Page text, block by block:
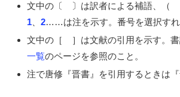
文中の〔 〕は訳者による補語、（
1
2……は注を示す。番号を選択すれ
文中の［ ］は文献の引用を示す。
一覧のページを参照のこと。
注で唐修『晋書』を引用するときは『